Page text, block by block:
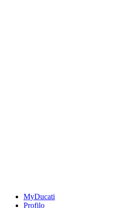
MyDucati
Profilo